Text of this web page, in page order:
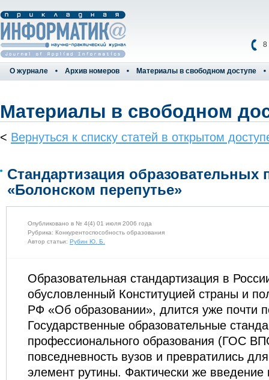
8
О журнале Архив номеров Материалы в свободном доступе
Материалы в свободном
< Вернуться к списку статей в открытом
Стандартизация образовательных
«Болонском перепутье»
Опубликовано в № 4(4) 01 июля 2006 года
Рубрика: Конкурентоспособность образования
Автор статьи: Рубин Ю. Б.
Образовательная стандартизация в
обусловленный Конституцией страны и
РФ «Об образовании», длится уже почти
Государственные образовательные
профессионального образования (ГОС
повседневность вузов и превратились
элемент рутины. Фактически же введение